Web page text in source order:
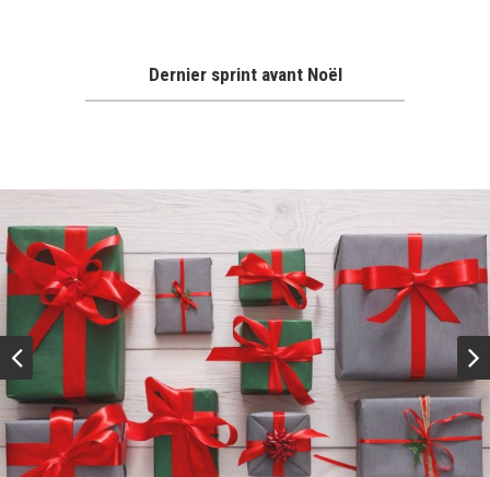
Dernier sprint avant Noël